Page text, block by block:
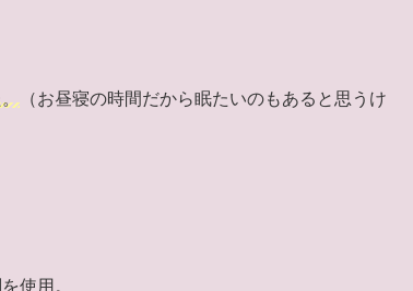
（お昼寝の時間だから眠たいのもあると思うけ
使用。